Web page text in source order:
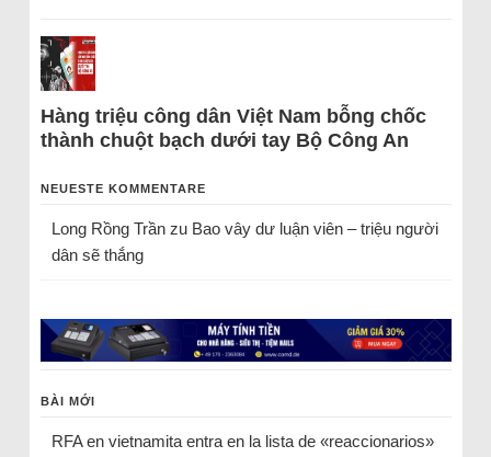
Hàng triệu công dân Việt Nam bỗng chốc
thành chuột bạch dưới tay Bộ Công An
NEUESTE KOMMENTARE
Long Rồng Trầnzu Bao vây dư luận viên – triệu người
dân sẽ thắng
BÀI MỚI
RFA en vietnamita entra en la lista de «reaccionarios»